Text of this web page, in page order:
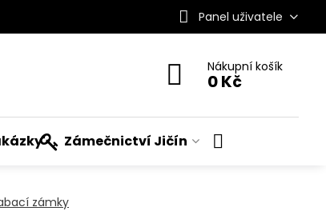
Panel uživatele
Nákupní košík
0 Kč
Zámečnictví Jičín
zámky